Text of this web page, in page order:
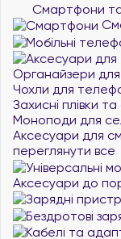
Смартфони
Органайзери для
Чохли для
Захисні плівки
Моноподи для
Аксесуари для
переглянути все
Аксесуари до